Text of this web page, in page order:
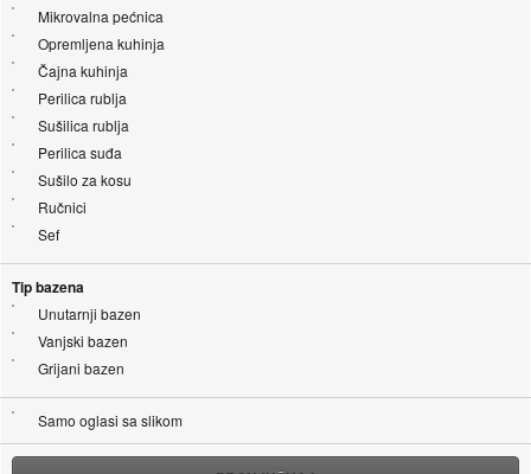
Mikrovalna pećnica
Opremljena kuhinja
Čajna kuhinja
Perilica rublja
Sušilica rublja
Perilica suđa
Sušilo za kosu
Ručnici
Sef
Tip bazena
Unutarnji bazen
Vanjski bazen
Grijani bazen
Samo oglasi sa slikom